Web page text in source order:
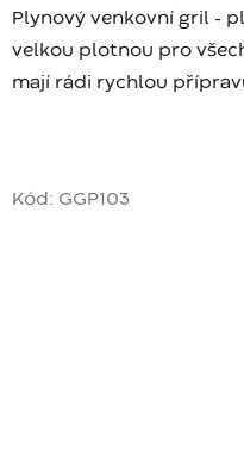
Plynový venkovní gril -
velkou plotnou pro
mají rádi rychlou
Kód: GGP103